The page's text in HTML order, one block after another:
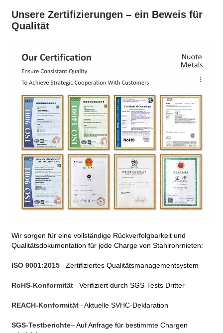
Unsere Zertifizierungen – ein Beweis für
Qualität
Wir sorgen für eine vollständige Rückverfolgbarkeit und
Qualitätsdokumentation für jede Charge von Stahlrohrnieten:
ISO 9001:2015– Zertifiziertes Qualitätsmanagementsystem
RoHS-Konformität– Verifiziert durch SGS-Tests Dritter
REACH-Konformität– Aktuelle SVHC-Deklaration
SGS-Testberichte– Auf Anfrage für bestimmte Chargen